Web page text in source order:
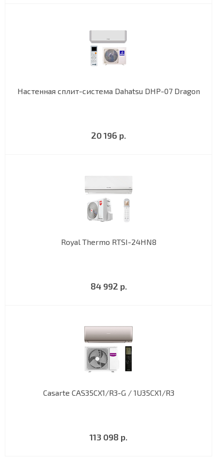
Настенная сплит-система Dahatsu DHP-07 Dragon
20 196 р.
Royal Thermo RTSI-24HN8
84 992 р.
Casarte CAS35CX1/R3-G / 1U35CX1/R3
113 098 р.